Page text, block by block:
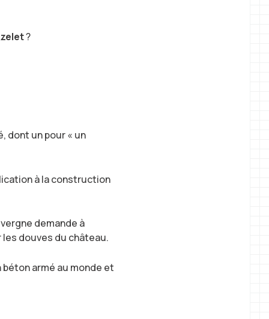
?
dont un pour « un
à la construction
demande à
douves du château.
béton armé au monde et